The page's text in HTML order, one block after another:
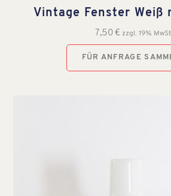
Vintage Fenster Weiß
7,50 € zzgl. 19%
FÜR ANFRAGE